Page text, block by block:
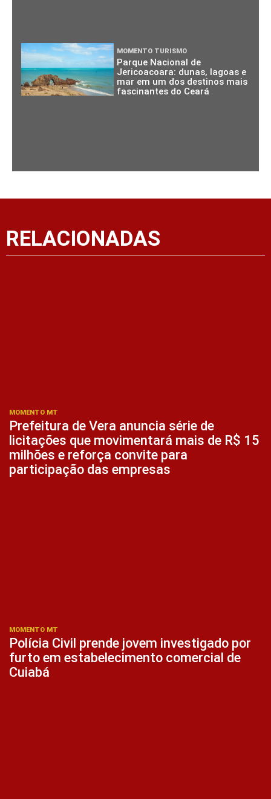
MOMENTO TURISMO
Parque Nacional de
Jericoacoara: dunas, lagoas e
mar em um dos destinos mais
fascinantes do Ceará
RELACIONADAS
MOMENTO MT
Prefeitura de Vera anuncia série de
licitações que movimentará mais de R$ 15
milhões e reforça convite para
participação das empresas
MOMENTO MT
Polícia Civil prende jovem investigado por
furto em estabelecimento comercial de
Cuiabá